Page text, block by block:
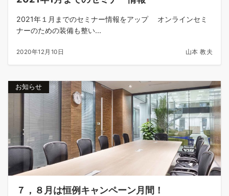
2021年１月までのセミナー情報をアップ オンラインセミ
ナーのための装備も整い...
2020年12月10日 山本 教夫
お知らせ
７，８月は恒例キャンペーン月間！